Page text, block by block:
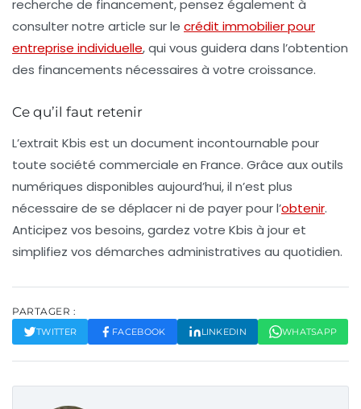
recherche de financement, pensez également à
consulter notre article sur le crédit immobilier pour
entreprise individuelle, qui vous guidera dans l’obtention
des financements nécessaires à votre croissance.
Ce qu’il faut retenir
L’extrait Kbis est un document incontournable pour
toute société commerciale en France. Grâce aux outils
numériques disponibles aujourd’hui, il n’est plus
nécessaire de se déplacer ni de payer pour l’obtenir.
Anticipez vos besoins, gardez votre Kbis à jour et
simplifiez vos démarches administratives au quotidien.
PARTAGER :
TWITTER FACEBOOK LINKEDIN WHATSAPP